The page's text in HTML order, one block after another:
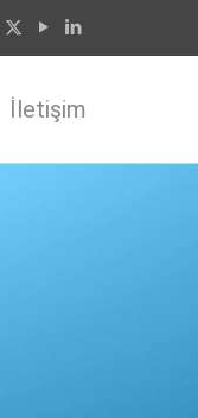
İletişim